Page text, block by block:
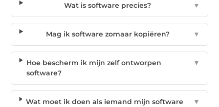
Wat is software precies? ▼
Mag ik software zomaar kopiëren? ▼
Hoe bescherm ik mijn zelf ontworpen
software?
▼
Wat moet ik doen als iemand mijn software
▼